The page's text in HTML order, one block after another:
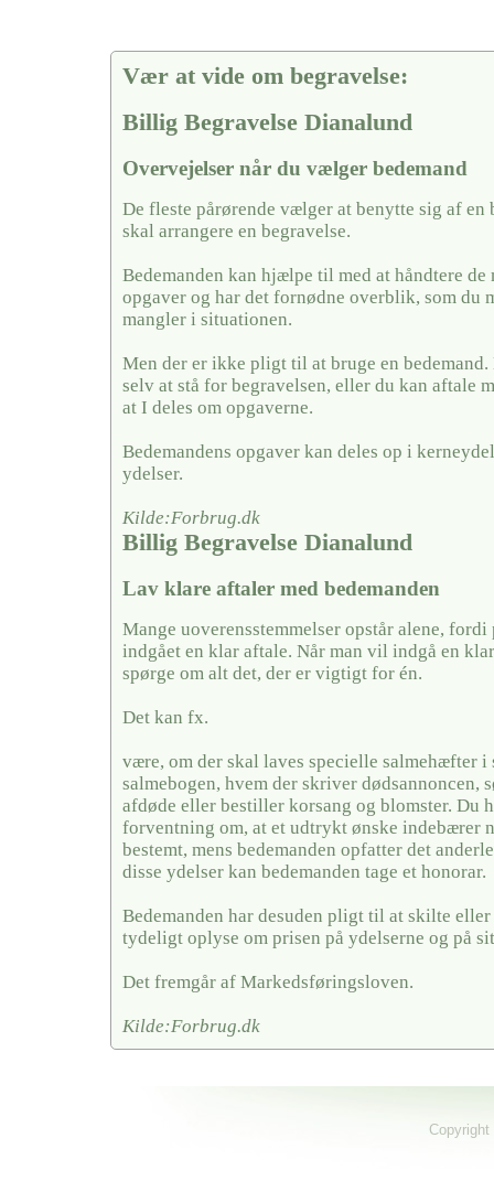
Vær at vide om begravelse:
Billig Begravelse Dianalund
Overvejelser når du vælger bedemand
De fleste pårørende vælger at benytte sig af en
skal arrangere en begravelse.
Bedemanden kan hjælpe til med at håndtere de
opgaver og har det fornødne overblik, som du
mangler i situationen.
Men der er ikke pligt til at bruge en
selv at stå for begravelsen, eller du kan aftale
at I deles om opgaverne.
Bedemandens opgaver kan deles op i
ydelser.
Kilde:Forbrug.dk
Billig Begravelse Dianalund
Lav klare aftaler med bedemanden
Mange uoverensstemmelser opstår alene,
indgået en klar aftale. Når man vil indgå en
spørge om alt det, der er vigtigt for én.
Det kan fx.
være, om der skal laves specielle salmehæfter i
salmebogen, hvem der skriver
afdøde eller bestiller korsang og blomster. Du
forventning om, at et udtrykt ønske indebærer
bestemt, mens bedemanden opfatter det
disse ydelser kan bedemanden tage et honorar.
Bedemanden har desuden pligt til at skilte eller
tydeligt oplyse om prisen på ydelserne og på
Det fremgår af Markedsføringsloven.
Kilde:Forbrug.dk